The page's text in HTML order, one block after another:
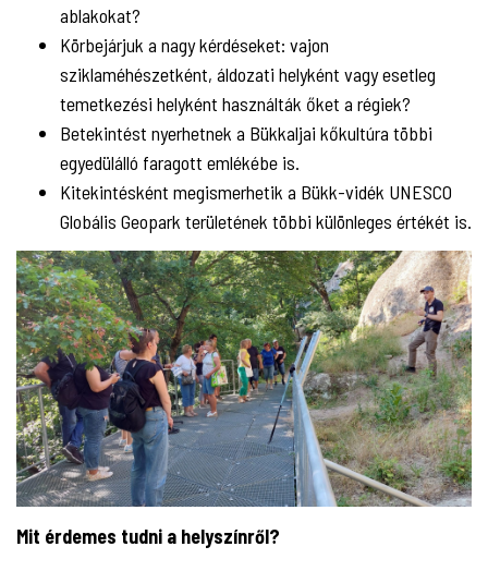
ablakokat?
Körbejárjuk a nagy kérdéseket: vajon
sziklaméhészetként, áldozati helyként vagy esetleg
temetkezési helyként használták őket a régiek?
Betekintést nyerhetnek a Bükkaljai kőkultúra többi
egyedülálló faragott emlékébe is.
Kitekintésként megismerhetik a Bükk-vidék UNESCO
Globális Geopark területének többi különleges értékét is.
Mit érdemes tudni a helyszínről?